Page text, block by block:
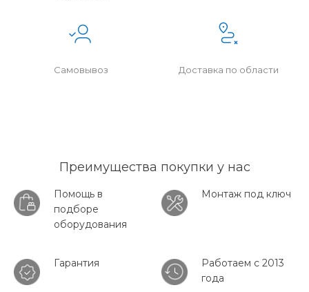
Самовывоз Доставка по области
Преимущества покупки у нас
Помощь в
подборе
оборудования
Монтаж под ключ
Гарантия
Работаем с 2013
года